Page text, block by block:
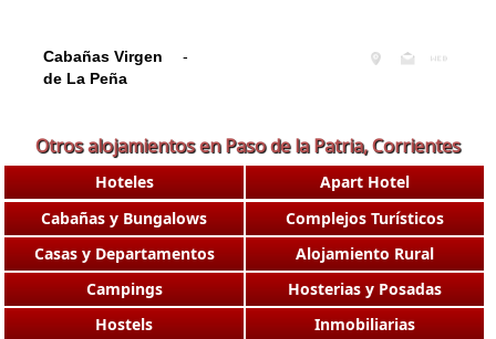
Cabañas Virgen
de La Peña
-
Otros alojamientos en Paso de la Patria, Corrientes
Hoteles
Apart Hotel
Cabañas y Bungalows
Complejos Turísticos
Casas y Departamentos
Alojamiento Rural
Campings
Hosterias y Posadas
Hostels
Inmobiliarias